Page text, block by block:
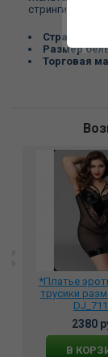
стринги.
Страна:
Размер
Торговая
*Платье
трусики
2380
В